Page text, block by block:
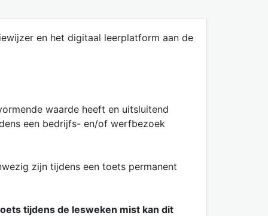
en het digitaal leerplatform aan de
waarde heeft en uitsluitend
een bedrijfs- en/of werfbezoek
zijn tijdens een toets permanent
tijdens de lesweken mist kan dit